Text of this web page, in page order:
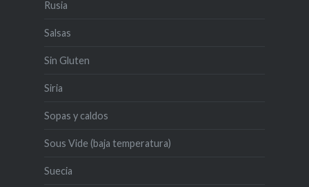
Rusia
Salsas
Sin Gluten
Siria
Sopas y caldos
Sous Vide (baja temperatura)
Suecia